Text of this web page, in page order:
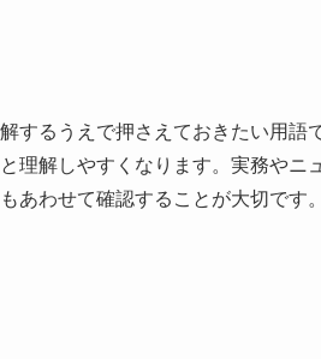
するうえで押さえておきたい用語
理解しやすくなります。実務やニ
あわせて確認することが大切で